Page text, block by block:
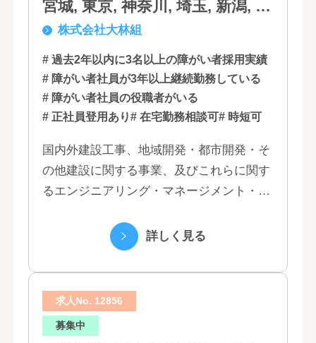
宮城, 東京, 神奈川, 埼玉, 新潟, 愛
知, 大阪, 京都, 兵庫, 広島, 香川,
福岡
株式会社大林組
# 過去2年以内に3名以上の障がい者採用実績
# 障がい者社員が3年以上継続勤務している
# 障がい者社員の役職者がいる
# 正社員登用あり# 在宅勤務相談可# 時短可
国内外建設工事、地域開発・都市開発・そ
の他建設に関する事業、及びこれらに関す
るエンジニアリング・マネージメント・コ
詳しく見る
求人No. 12856
募集中